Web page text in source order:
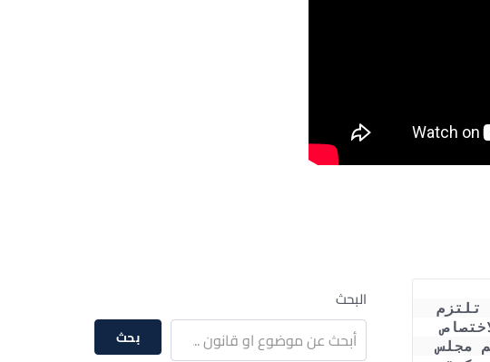
محاكم مجلس الدولة بالفصل في الدعاوى المحالة إليها دون أن تعاود بحث الاختصاص
الولائي– ليس من شأن هذا أن يهدر قواعد الاختصاص النوعي والوظيفي بين محاكم مجلس
البحث
بحث